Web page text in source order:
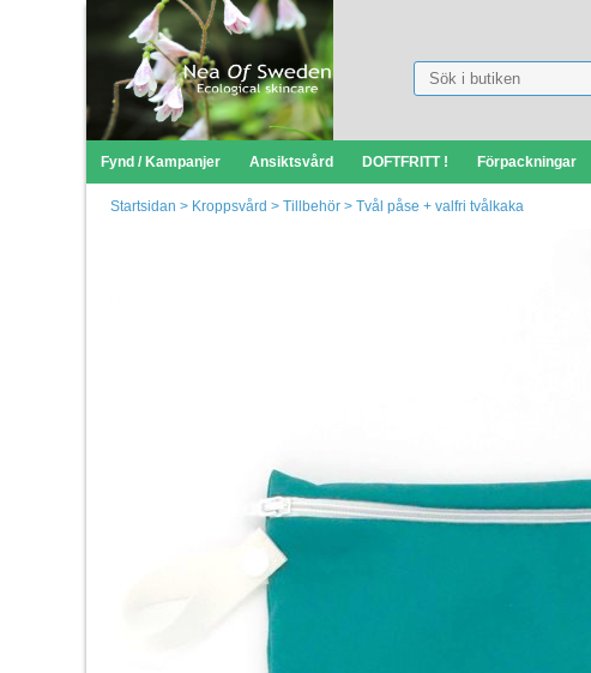
Fynd / Kampanjer Ansiktsvård DOFTFRITT ! Förpackningar
Startsidan > Kroppsvård > Tillbehör > Tvål påse + valfri tvålkaka